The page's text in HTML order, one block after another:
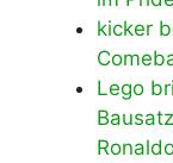
kicker
Lego